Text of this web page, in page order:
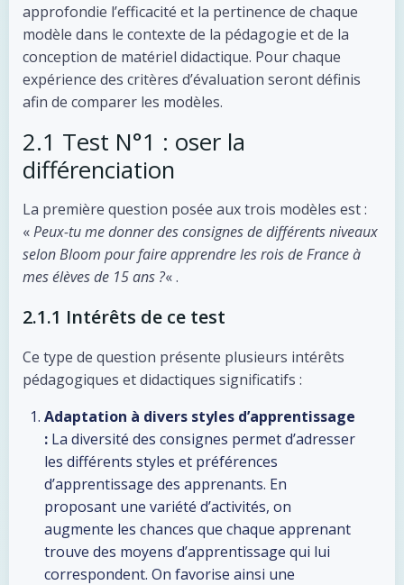
approfondie l’efficacité et la pertinence de chaque
modèle dans le contexte de la pédagogie et de la
conception de matériel didactique. Pour chaque
expérience des critères d’évaluation seront définis
afin de comparer les modèles.
2.1 Test N°1 : oser la
différenciation
La première question posée aux trois modèles est :
«Peux-tu me donner des consignes de différents niveaux
selon Bloom pour faire apprendre les rois de France à
mes élèves de 15 ans ?« .
2.1.1 Intérêts de ce test
Ce type de question présente plusieurs intérêts
pédagogiques et didactiques significatifs :
Adaptation à divers styles d’apprentissage
: La diversité des consignes permet d’adresser
les différents styles et préférences
d’apprentissage des apprenants. En
proposant une variété d’activités, on
augmente les chances que chaque apprenant
trouve des moyens d’apprentissage qui lui
correspondent. On favorise ainsi une